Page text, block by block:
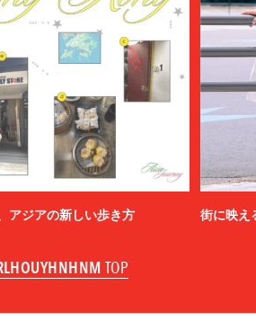
アジアの新しい歩き方 街に映え
TOP